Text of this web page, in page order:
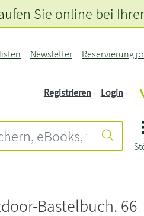
Newsletter Reservierung
Registrieren Login
Sie online bei
Bastelbuch. 66